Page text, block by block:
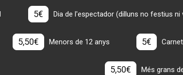
5€ Dia de l'espectador (dilluns no festius ni
5,50€ Menors de 12 anys 5€
5,50€ Més grans